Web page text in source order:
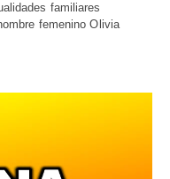
familiares
femenino Olivia